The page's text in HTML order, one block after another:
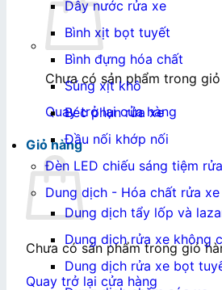
Chưa có sản phẩm trong giỏ
Quay trở lại cửa hàng
Giỏ hàng
Chưa có sản phẩm trong giỏ
Quay trở lại cửa hàng
Dây nước rửa xe
Bình xịt bọt tuyết
Bình đựng hóa chất
Súng xịt khô
Béc phun rửa xe
Đầu nối khớp nối
Đèn LED chiếu sáng tiệm
Dung dịch - Hóa chất rửa xe
Dung dịch tẩy lốp và
Dung dịch rửa xe không
Dung dịch rửa xe bọt